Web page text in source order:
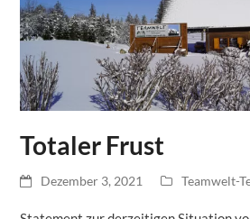
Totaler Frust
Dezember 3, 2021 Teamwelt-